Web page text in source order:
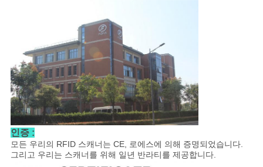
POLICY
인증 :
모든 우리의 RFID 스캐너는 CE, 로에스에 의해 증명되었습니다.
그리고 우리는 스캐너를 위해 일년 반라티를 제공합니다.